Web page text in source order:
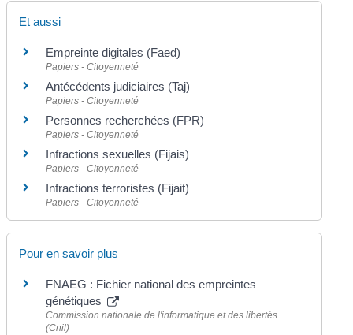
Et aussi
Empreinte digitales (Faed)
Papiers - Citoyenneté
Antécédents judiciaires (Taj)
Papiers - Citoyenneté
Personnes recherchées (FPR)
Papiers - Citoyenneté
Infractions sexuelles (Fijais)
Papiers - Citoyenneté
Infractions terroristes (Fijait)
Papiers - Citoyenneté
Pour en savoir plus
FNAEG : Fichier national des empreintes
génétiques
Commission nationale de l'informatique et des libertés
(Cnil)